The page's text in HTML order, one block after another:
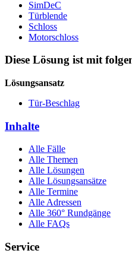
SimDeC
Türblende
Schloss
Motorschloss
Diese Lösung ist mit
Lösungsansatz
Tür-Beschlag
Inhalte
Alle Fälle
Alle Themen
Alle Lösungen
Alle Lösungsansätze
Alle Termine
Alle Adressen
Alle 360° Rundgänge
Alle FAQs
Service